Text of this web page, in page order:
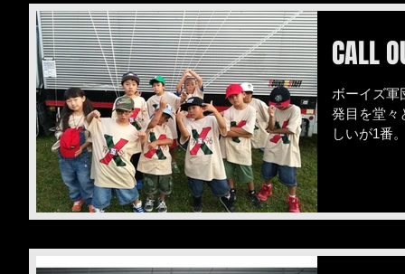
CALL
ボーイズ軍
発目を堂々
しいが1番